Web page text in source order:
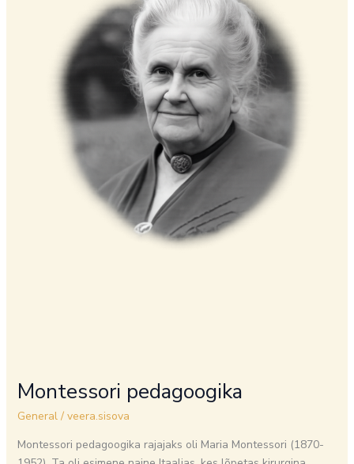
Montessori pedagoogika
General/ veera.sisova
Montessori pedagoogika rajajaks oli Maria Montessori (1870-